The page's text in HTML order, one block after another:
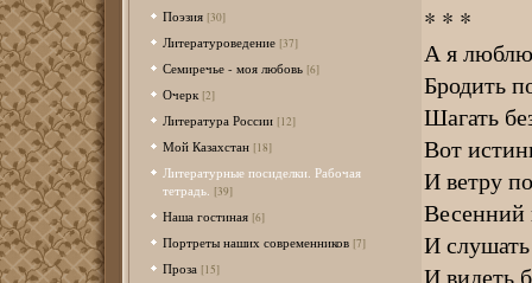
Поэзия [30]
Литературоведение [37]
Семиречье - моя любовь [6]
Очерк [2]
Литература России [12]
Мой Казахстан [18]
Литературные посиделки. Рабочая
тетрадь. [39]
Наша гостиная [6]
Портреты наших современников [7]
Проза [15]
* * *
А я люблю
Бродить
Шагать
Вот
И ветру
Весенний
И